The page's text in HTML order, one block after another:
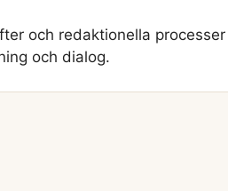
och redaktionella processer
och dialog.